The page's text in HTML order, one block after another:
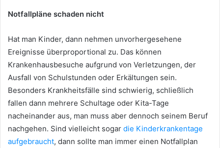
Notfallpläne schaden nicht
Hat man Kinder, dann nehmen unvorhergesehene
Ereignisse überproportional zu. Das können
Krankenhausbesuche aufgrund von Verletzungen, der
Ausfall von Schulstunden oder Erkältungen sein.
Besonders Krankheitsfälle sind schwierig, schließlich
fallen dann mehrere Schultage oder Kita-Tage
nacheinander aus, man muss aber dennoch seinem Beruf
nachgehen. Sind vielleicht sogar die Kinderkrankentage
aufgebraucht, dann sollte man immer einen Notfallplan